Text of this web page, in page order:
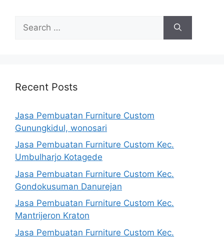
for:
Recent Posts
Jasa Pembuatan Furniture Custom
Gunungkidul, wonosari
Jasa Pembuatan Furniture Custom Kec.
Umbulharjo Kotagede
Jasa Pembuatan Furniture Custom Kec.
Gondokusuman Danurejan
Jasa Pembuatan Furniture Custom Kec.
Mantrijeron Kraton
Jasa Pembuatan Furniture Custom Kec.